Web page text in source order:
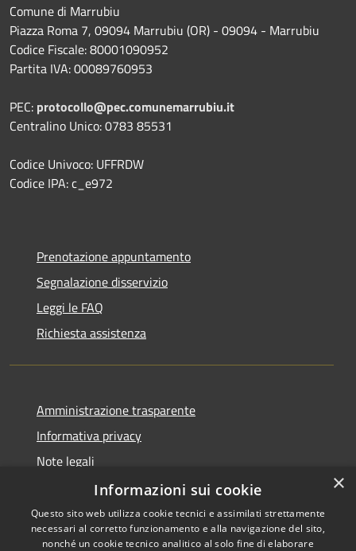
Comune di Marrubiu
Piazza Roma 7, 09094 Marrubiu (OR) - 09094 - Marrubiu
Codice Fiscale: 80001090952
Partita IVA: 00089760953
PEC: protocollo@pec.comunemarrubiu.it
Centralino Unico: 0783 85531
Codice Univoco: UFFRDW
Codice IPA: c_e972
Prenotazione appuntamento
Segnalazione disservizio
Leggi le FAQ
Richiesta assistenza
Amministrazione trasparente
Informativa privacy
Note legali
Dichiarazione di accessibilità
×
Informazioni sui cookie
Questo sito web utilizza cookie tecnici e assimilati strettamente
necessari al corretto funzionamento e alla navigazione del sito,
nonché un cookie tecnico analitico al solo fine di elaborare